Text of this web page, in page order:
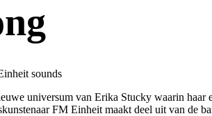
sounds
universum van Erika Stucky waarin
FM Einheit maakt deel uit van de